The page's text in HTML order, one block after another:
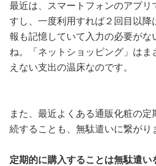
最近は、スマートフォンのアプリ
すし、一度利用すれば２回目以降
報も記憶していて入力の必要がな
ね。「ネットショッピング」はま
えない支出の温床なのです。
また、最近よくある通販化粧の
続することも、無駄遣いに繋がり
定期的に購入することは無駄遣